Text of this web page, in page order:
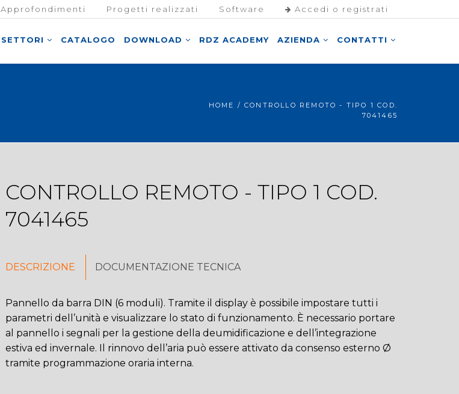
Approfondimenti Progetti realizzati Software Accedi o registrati
SETTORI CATALOGO DOWNLOAD RDZ ACADEMY AZIENDA CONTATTI
HOME / CONTROLLO REMOTO - TIPO 1 COD.
7041465
CONTROLLO REMOTO - TIPO 1 COD.
7041465
DESCRIZIONE DOCUMENTAZIONE TECNICA
Pannello da barra DIN (6 moduli). Tramite il display è possibile impostare tutti i
parametri dell’unità e visualizzare lo stato di funzionamento. È necessario portare
al pannello i segnali per la gestione della deumidificazione e dell’integrazione
estiva ed invernale. Il rinnovo dell’aria può essere attivato da consenso esterno Ø
tramite programmazione oraria interna.